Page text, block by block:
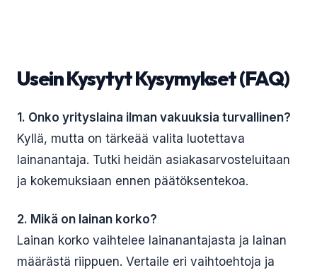
Usein Kysytyt Kysymykset (FAQ)
1. Onko yrityslaina ilman vakuuksia turvallinen?
Kyllä, mutta on tärkeää valita luotettava
lainanantaja. Tutki heidän asiakasarvosteluitaan
ja kokemuksiaan ennen päätöksentekoa.
2. Mikä on lainan korko?
Lainan korko vaihtelee lainanantajasta ja lainan
määrästä riippuen. Vertaile eri vaihtoehtoja ja